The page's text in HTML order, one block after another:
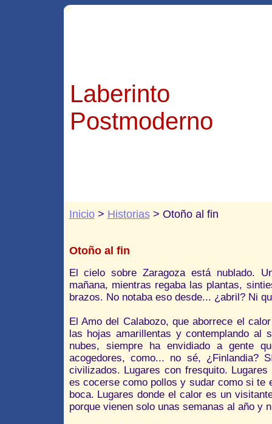
Laberinto
Postmoderno
Inicio> Historias> Otoño al fin
Otoño al fin
El cielo sobre Zaragoza está nublado.
mañana, mientras regaba las plantas,
brazos. No notaba eso desde... ¿abril? Ni
El Amo del Calabozo, que aborrece el
las hojas amarillentas y contemplando al
nubes, siempre ha envidiado a gente
acogedores, como... no sé, ¿Finlandia?
civilizados. Lugares con fresquito.
es cocerse como pollos y sudar como si te
boca. Lugares donde el calor es un
porque vienen solo unas semanas al año y